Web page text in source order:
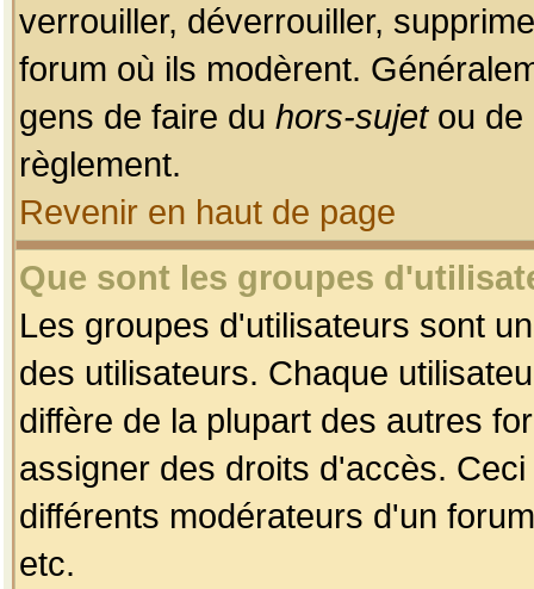
verrouiller, déverrouiller,
forum où ils modèrent.
gens de faire du hors-sujetou de
règlement.
Revenir en haut de page
Que sont les groupes
Les groupes d'utilisateurs sont
des utilisateurs. Chaque
diffère de la plupart des autres
assigner des droits d'accès.
différents modérateurs d'un
etc.